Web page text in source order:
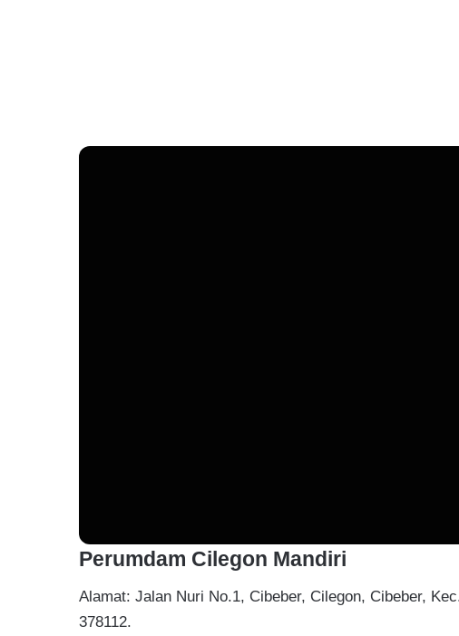
Perumdam Cilegon Mandiri
Alamat: Jalan Nuri No.1, Cibeber, Cilegon, Cibeber,
378112.